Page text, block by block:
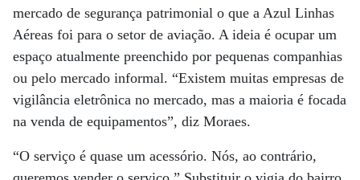
mercado de segurança patrimonial o que a Azul Linhas
Aéreas foi para o setor de aviação. A ideia é ocupar um
espaço atualmente preenchido por pequenas companhias
ou pelo mercado informal. “Existem muitas empresas de
vigilância eletrônica no mercado, mas a maioria é focada
na venda de equipamentos”, diz Moraes.
“O serviço é quase um acessório. Nós, ao contrário,